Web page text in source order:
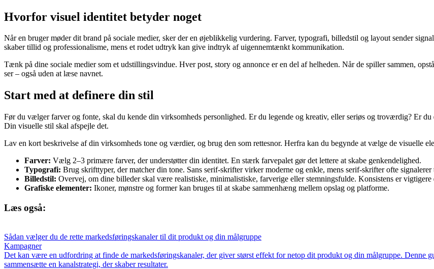
Hvorfor visuel identitet betyder noget
Når en bruger møder dit brand på sociale medier, sker der en øjeblikkelig vurdering. Farver, typografi, billedstil og layout sender
skaber tillid og professionalisme, mens et rodet udtryk kan give indtryk af uigennemtænkt kommunikation.
Tænk på dine sociale medier som et udstillingsvindue. Hver post, story og annonce er en del af helheden. Når de spiller sammen,
ser – også uden at læse navnet.
Start med at definere din stil
Før du vælger farver og fonte, skal du kende din virksomheds personlighed. Er du legende og kreativ, eller seriøs og troværdig? Er
Din visuelle stil skal afspejle det.
Lav en kort beskrivelse af din virksomheds tone og værdier, og brug den som rettesnor. Herfra kan du begynde at vælge de visuelle
Farver: Vælg 2–3 primære farver, der understøtter din identitet. En stærk farvepalet gør det lettere at skabe genkendelighed.
Typografi: Brug skrifttyper, der matcher din tone. Sans serif-skrifter virker moderne og enkle, mens serif-skrifter ofte
Billedstil: Overvej, om dine billeder skal være realistiske, minimalistiske, farverige eller stemningsfulde. Konsistens er vigtigere
Grafiske elementer: Ikoner, mønstre og former kan bruges til at skabe sammenhæng mellem opslag og platforme.
Læs også:
Sådan vælger du de rette markedsføringskanaler til dit produkt og din målgruppe
Kampagner
Det kan være en udfordring at finde de markedsføringskanaler, der giver størst effekt for netop dit produkt og din målgruppe. Denne
sammensætte en kanalstrategi, der skaber resultater.